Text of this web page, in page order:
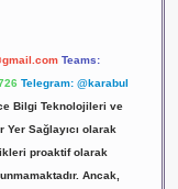
Teams:
Telegram: @karabul
Bilgi Teknolojileri ve
Yer Sağlayıcı olarak
proaktif olarak
Ancak,